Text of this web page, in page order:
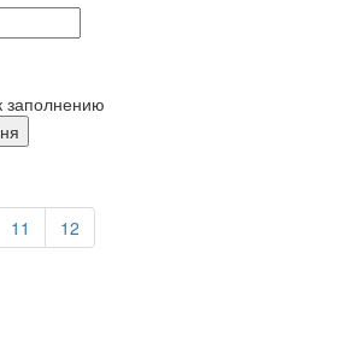
заполнению
11 12